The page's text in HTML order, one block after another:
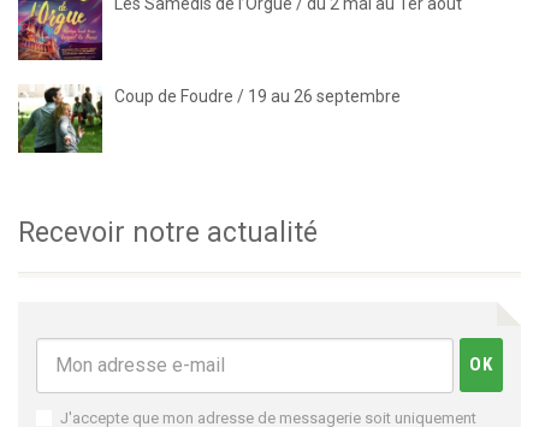
Coup de Foudre / 19 au 26 septembre
Recevoir notre actualité
J'accepte que mon adresse de messagerie soit uniquement